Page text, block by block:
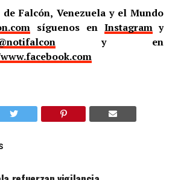
Falcón, Venezuela y el Mundo
síguenos en Instagramy
y en